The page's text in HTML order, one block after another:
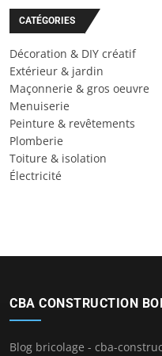
CATÉGORIES
Décoration & DIY créatif
Extérieur & jardin
Maçonnerie & gros oeuvre
Menuiserie
Peinture & revêtements
Plomberie
Toiture & isolation
Électricité
CBA CONSTRUCTION
Blog bricolage - cba-